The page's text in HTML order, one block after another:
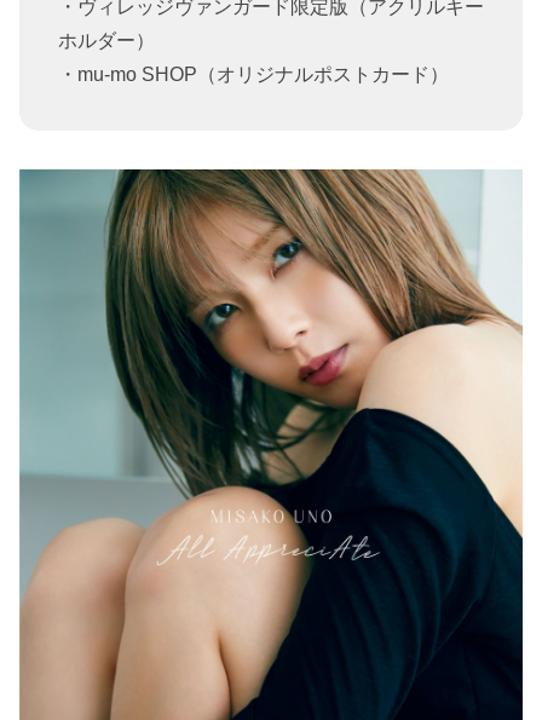
・ヴィレッジヴァンガード限定版（アクリルキー
ホルダー）
・mu-mo SHOP（オリジナルポストカード）